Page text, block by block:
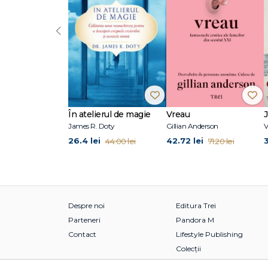
Turnul (2017)
Exil la Tomis (2017, poezie)
Dunăvăț (2018)
Un fluture trecea strada (2020, poezie)
Jurnalul unui profesor (2022)
Și fusesem izgonit din Rai (2023)
În atelierul de magie
James R. Doty
26.4 lei 44.00 lei
Vreau
Gillian Anderson
42.72 lei 71.20 lei
‹
Despre noi
Parteneri
Contact
Editura Trei
Pandora M
Lifestyle Publishing
Colecții